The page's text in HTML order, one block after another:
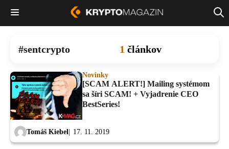
sentcrypto 1 článkov
Novinky
[SCAM ALERT!] Mailing systémom
sa šíri SCAM! + Vyjadrenie CEO
BestSeries!
Tomáš Kiebel 17. 11. 2019